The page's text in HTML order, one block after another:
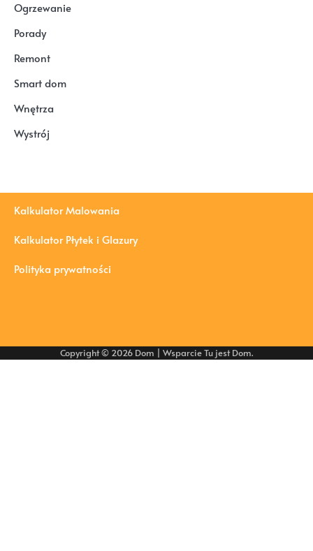
Ogrzewanie
Porady
Remont
Smart dom
Wnętrza
Wystrój
Kalkulator Malowania
Kalkulator Płytek i Glazury
Polityka prywatności
Copyright © 2026 Dom | WsparcieTu jest Dom.